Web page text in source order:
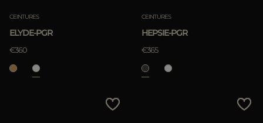
CEINTURES
ELYDE-PGR
€360
CEINTURES
HEPSIE-PGR
€365